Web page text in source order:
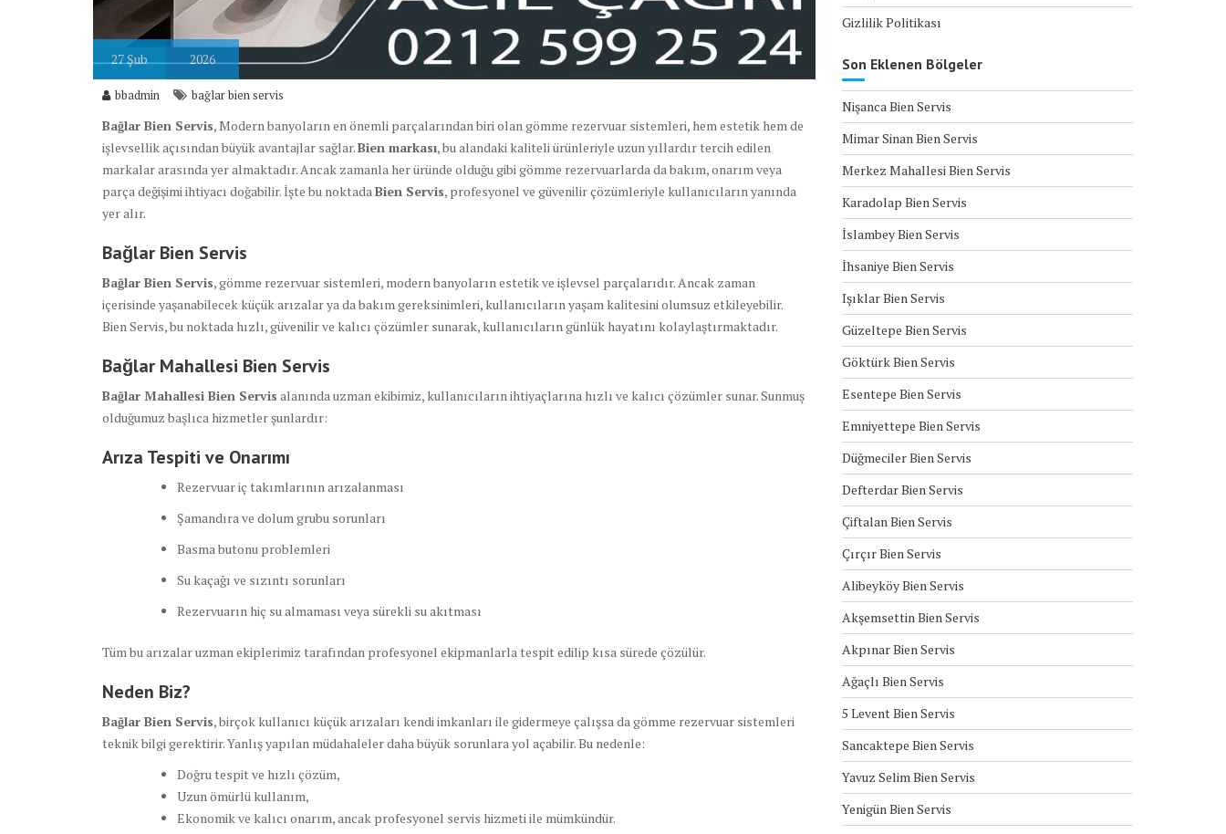
27Şub 2026
bbadmin bağlar bien servis
Bağlar Bien Servis, Modern banyoların en önemli parçalarından biri olan gömme rezervuar sistemleri, hem estetik hem de
işlevsellik açısından büyük avantajlar sağlar.Bien markası, bu alandaki kaliteli ürünleriyle uzun yıllardır tercih edilen
markalar arasında yer almaktadır. Ancak zamanla her üründe olduğu gibi gömme rezervuarlarda da bakım, onarım veya
parça değişimi ihtiyacı doğabilir. İşte bu noktadaBien Servis, profesyonel ve güvenilir çözümleriyle kullanıcıların yanında
yer alır.
Bağlar Bien Servis
Bağlar Bien Servis, gömme rezervuar sistemleri, modern banyoların estetik ve işlevsel parçalarıdır. Ancak zaman
içerisinde yaşanabilecek küçük arızalar ya da bakım gereksinimleri, kullanıcıların yaşam kalitesini olumsuz etkileyebilir.
Bien Servis, bu noktada hızlı, güvenilir ve kalıcı çözümler sunarak, kullanıcıların günlük hayatını kolaylaştırmaktadır.
Bağlar Mahallesi Bien Servis
Bağlar Mahallesi Bien Servis alanında uzman ekibimiz, kullanıcıların ihtiyaçlarına hızlı ve kalıcı çözümler sunar. Sunmuş
olduğumuz başlıca hizmetler şunlardır:
Arıza Tespiti ve Onarımı
Rezervuar iç takımlarının arızalanması
Şamandıra ve dolum grubu sorunları
Basma butonu problemleri
Su kaçağı ve sızıntı sorunları
Rezervuarın hiç su almaması veya sürekli su akıtması
Tüm bu arızalar uzman ekiplerimiz tarafından profesyonel ekipmanlarla tespit edilip kısa sürede çözülür.
Neden Biz?
Bağlar Bien Servis, birçok kullanıcı küçük arızaları kendi imkanları ile gidermeye çalışsa da gömme rezervuar sistemleri
teknik bilgi gerektirir. Yanlış yapılan müdahaleler daha büyük sorunlara yol açabilir. Bu nedenle:
Doğru tespit ve hızlı çözüm,
Uzun ömürlü kullanım,
Ekonomik ve kalıcı onarım, ancak profesyonel servis hizmeti ile mümkündür.
Gizlilik Politikası
Son Eklenen Bölgeler
Nişanca Bien Servis
Mimar Sinan Bien Servis
Merkez Mahallesi Bien Servis
Karadolap Bien Servis
İslambey Bien Servis
İhsaniye Bien Servis
Işıklar Bien Servis
Güzeltepe Bien Servis
Göktürk Bien Servis
Esentepe Bien Servis
Emniyettepe Bien Servis
Düğmeciler Bien Servis
Defterdar Bien Servis
Çiftalan Bien Servis
Çırçır Bien Servis
Alibeyköy Bien Servis
Akşemsettin Bien Servis
Akpınar Bien Servis
Ağaçlı Bien Servis
5 Levent Bien Servis
Sancaktepe Bien Servis
Yavuz Selim Bien Servis
Yenigün Bien Servis